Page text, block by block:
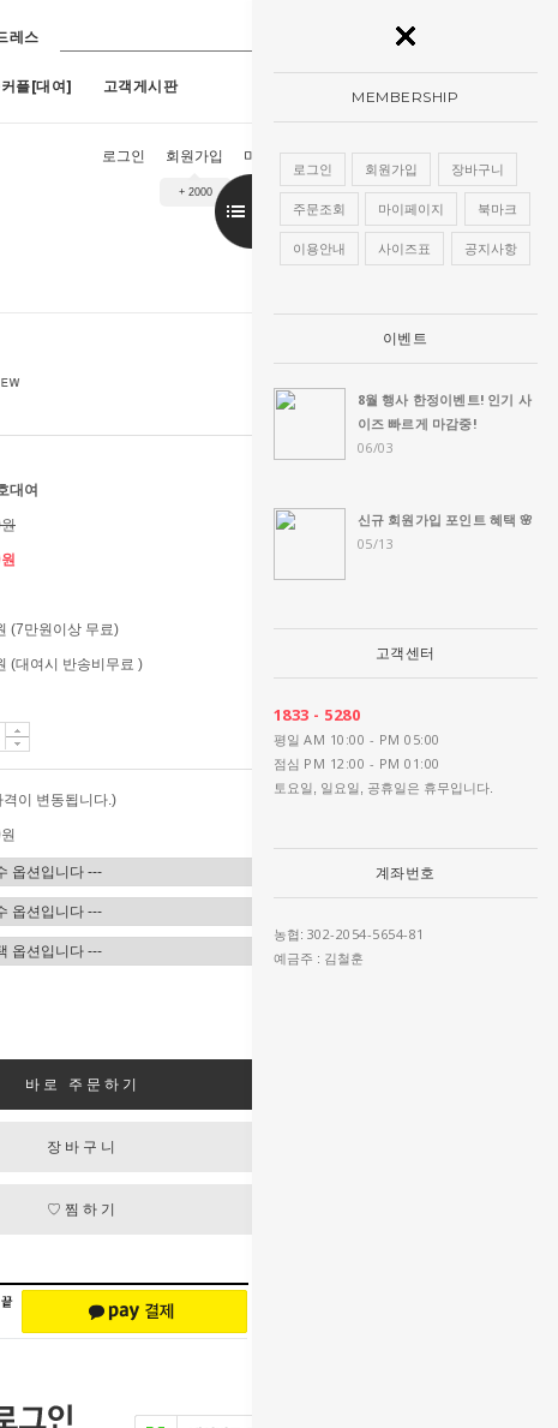
레스
플[대여] 고객게시판
호) [구매]아루네스진주 (1호~13호) [구매]아란한복드레스(핑크)(1호~13
로그인 회원가입
+ 2000
마이페이지 장바구니 주문조회
MEMBERSHIP
로그인 회원가입 장바구니
주문조회 마이페이지 북마크
이용안내 사이즈표 공지사항
이벤트
8월 행사 한정이벤트! 인기 사
이즈 빠르게 마감중!
06/03
신규 회원가입 포인트 혜택 🌸
05/13
고객센터
1833 - 5280
평일 AM 10:00 - PM 05:00
점심 PM 12:00 - PM 01:00
토요일, 일요일, 공휴일은 휴무입니다.
계좌번호
농협: 302-2054-5654-81
예금주 : 김철훈
대여
(7만원이상 무료)
(대여시 반송비무료 )
이 변동됩니다.)
원
바로 주문하기
장바구니
♡찜하기